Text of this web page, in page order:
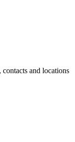
and locations